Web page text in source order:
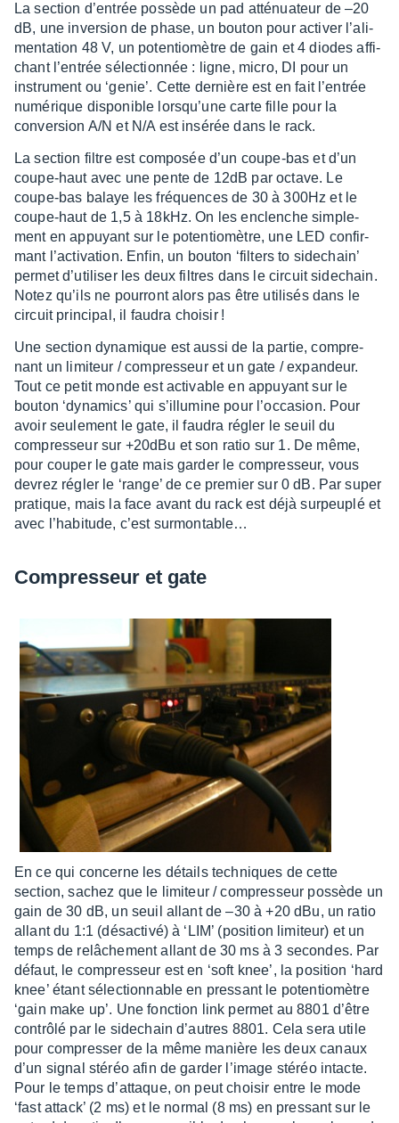
La section d’en­trée possède un pad atté­nua­teur de –20
dB, une inver­sion de phase, un bouton pour acti­ver l’ali­
men­ta­tion 48 V, un poten­tio­mètre de gain et 4 diodes affi­
chant l’en­trée sélec­tion­née : ligne, micro, DI pour un
instru­ment ou ‘genie’. Cette dernière est en fait l’en­trée
numé­rique dispo­nible lorsqu’une carte fille pour la
conver­sion A/N et N/A est insé­rée dans le rack.
La section filtre est compo­sée d’un coupe-bas et d’un
coupe-haut avec une pente de 12dB par octave. Le
coupe-bas balaye les fréquences de 30 à 300Hz et le
coupe-haut de 1,5 à 18kHz. On les enclenche simple­
ment en appuyant sur le poten­tio­mètre, une LED confir­
mant l’ac­ti­va­tion. Enfin, un bouton ‘fil­ters to side­chain’
permet d’uti­li­ser les deux filtres dans le circuit side­chain.
Notez qu’ils ne pour­ront alors pas être utili­sés dans le
circuit prin­ci­pal, il faudra choi­sir !
Une section dyna­mique est aussi de la partie, compre­
nant un limi­teur / compres­seur et un gate / expan­deur.
Tout ce petit monde est acti­vable en appuyant sur le
bouton ‘dyna­mics’ qui s’illu­mine pour l’oc­ca­sion. Pour
avoir seule­ment le gate, il faudra régler le seuil du
compres­seur sur +20dBu et son ratio sur 1. De même,
pour couper le gate mais garder le compres­seur, vous
devrez régler le ‘ran­ge’ de ce premier sur 0 dB. Par super
pratique, mais la face avant du rack est déjà surpeu­plé et
avec l’ha­bi­tude, c’est surmon­ta­ble…
Compres­seur et gate
En ce qui concerne les détails tech­niques de cette
section, sachez que le limi­teur / compres­seur possède un
gain de 30 dB, un seuil allant de –30 à +20 dBu, un ratio
allant du 1:1 (désac­tivé) à ‘LIM’ (posi­tion limi­teur) et un
temps de relâ­che­ment allant de 30 ms à 3 secondes. Par
défaut, le compres­seur est en ‘soft knee’, la posi­tion ‘hard
knee’ étant sélec­tion­nable en pres­sant le poten­tio­mètre
‘gain make up’. Une fonc­tion link permet au 8801 d’être
contrôlé par le side­chain d’autres 8801. Cela sera utile
pour compres­ser de la même manière les deux canaux
d’un signal stéréo afin de garder l’image stéréo intacte.
Pour le temps d’at­taque, on peut choi­sir entre le mode
‘fast atta­ck’ (2 ms) et le normal (8 ms) en pres­sant sur le